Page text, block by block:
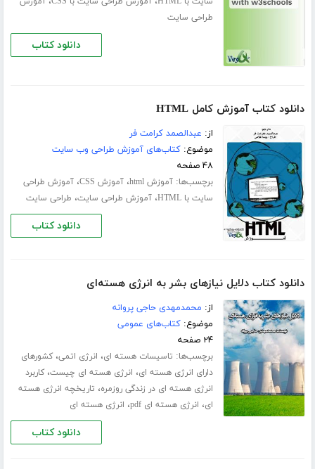
طراحی سایت
دانلود کتاب
دانلود کتاب آموزش کامل HTML
از: عبدالصمد کرامت فر
موضوع:کتاب‌های آموزش طراحی وب سایت
۴۸ صفحه
برچسب‌ها:آموزش html ،آموزش CSS ،آموزش طراحی
سایت با HTML
،آموزش طراحی سایت، طراحی سایت
دانلود کتاب
دانلود کتاب دلایل نیازهای بشر به انرژی هسته‌ای
از: محمدمهدی حاجی پروانه
موضوع:کتاب‌های عمومی
۲۴ صفحه
برچسب‌ها: تاسیسات هسته ای، انرژی اتمی،کشورهای
دارای انرژی هسته ای، انرژی هسته ای چیست،کاربرد
انرژی هسته ای در زندگی روزمره، تاریخچه انرژی هسته
ای، انرژی هسته ای pdf ، انرژی هسته ای
دانلود کتاب